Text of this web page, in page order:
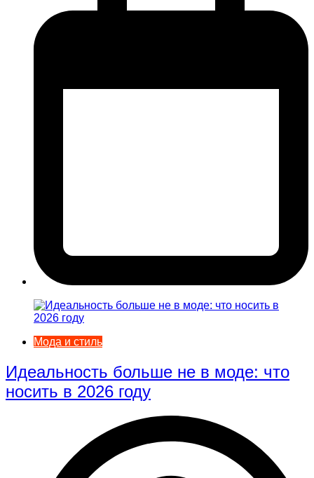
Мода и стиль
Идеальность больше не в моде: что
носить в 2026 году